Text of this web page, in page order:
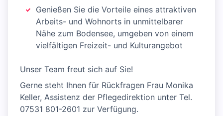
Genießen Sie die Vorteile eines attraktiven
Arbeits- und Wohnorts in unmittelbarer
Nähe zum Bodensee, umgeben von einem
vielfältigen Freizeit- und Kulturangebot
Unser Team freut sich auf Sie!
Gerne steht Ihnen für Rückfragen Frau Monika
Keller, Assistenz der Pflegedirektion unter Tel.
07531 801-2601 zur Verfügung.